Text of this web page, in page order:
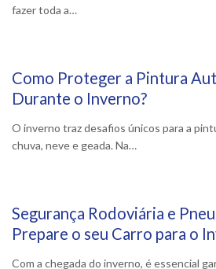
fazer toda a…
14 Novembro, 2024
Como Proteger a Pintura
Durante o Inverno?
O inverno traz desafios únicos para a
chuva, neve e geada. Na…
31 Outubro, 2024
Segurança Rodoviária e
Prepare o seu Carro para o
Com a chegada do inverno, é essencial